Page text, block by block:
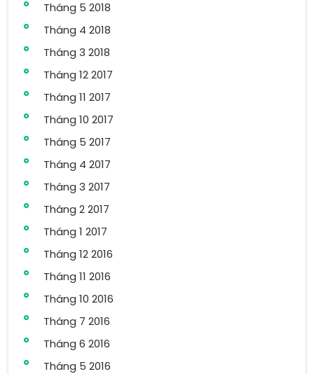
Tháng 5 2018
Tháng 4 2018
Tháng 3 2018
Tháng 12 2017
Tháng 11 2017
Tháng 10 2017
Tháng 5 2017
Tháng 4 2017
Tháng 3 2017
Tháng 2 2017
Tháng 1 2017
Tháng 12 2016
Tháng 11 2016
Tháng 10 2016
Tháng 7 2016
Tháng 6 2016
Tháng 5 2016